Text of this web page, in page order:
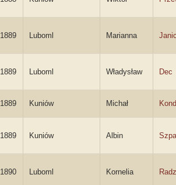
1889 Luboml Marianna
1889 Luboml Władysław Dec
1889 Kuniów Michał
1889 Kuniów Albin
1890 Luboml Kornelia